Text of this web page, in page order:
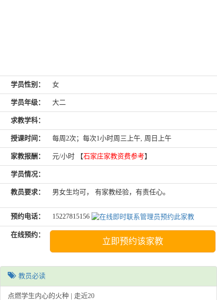
学员性别： 女
学员年级： 大二
求教学科：
授课时间： 每周2次；每次1小时周三上午, 周日上午
家教报酬： 元/小时 【石家庄家教资费参考】
学员情况：
教员要求： 男女生均可， 有家教经验，有责任心。
预约电话： 15227815156
在线预约：
立即预约该家教
教员必读
点燃学生内心的火种 | 走近20